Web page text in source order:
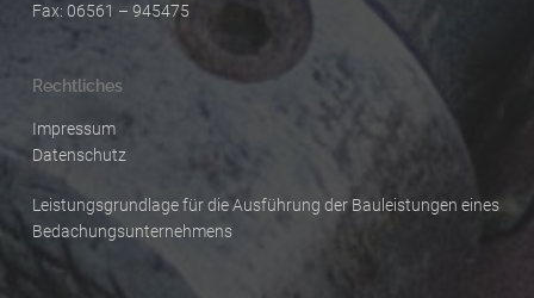
Fax: 06561 – 945475
Rechtliches
Impressum
Datenschutz
Leistungsgrundlage für die Ausführung der Bauleistungen eines
Bedachungsunternehmens